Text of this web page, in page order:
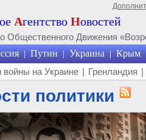
Агентство Новостей
Общественного Движения
| Путин | Украина | Крым
войны на Украине | Гренландия |
политики